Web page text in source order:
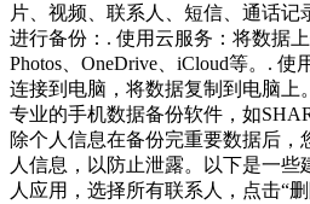
片、视频、联系人、短信、通话
进行备份：. 使用云服务：将数据
Photos、OneDrive、iCloud等。.
连接到电脑，将数据复制到电脑上
专业的手机数据备份软件，如
除个人信息在备份完重要数据后，
人信息，以防止泄露。以下是一些
人应用，选择所有联系人，点击“